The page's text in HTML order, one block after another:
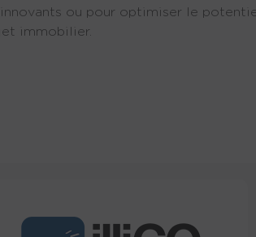
ou pour optimiser le
immobilier.
MAISONS